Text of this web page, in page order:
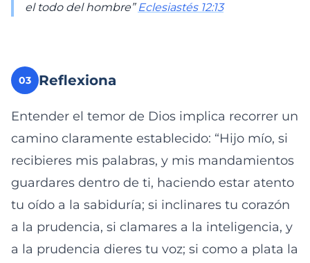
el todo del hombre” Eclesiastés 12:13
03 Reflexiona
Entender el temor de Dios implica recorrer un
camino claramente establecido: “Hijo mío, si
recibieres mis palabras, y mis mandamientos
guardares dentro de ti, haciendo estar atento
tu oído a la sabiduría; si inclinares tu corazón
a la prudencia, si clamares a la inteligencia, y
a la prudencia dieres tu voz; si como a plata la